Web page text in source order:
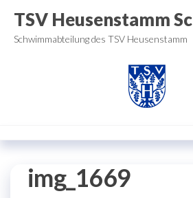
Inhalt
springen
TSV Heusenstamm
Schwimmabteilung des TSV Heusenstamm
img_1669